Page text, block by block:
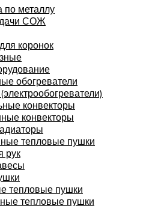
по металлу
СОЖ
коронок
обогреватели
конвекторы
конвекторы
тепловые пушки
рук
тепловые пушки
тепловые пушки